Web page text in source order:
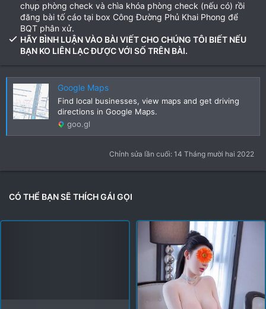
chụp phòng check và chìa khóa phòng check (nếu có) rồi
đăng bài tố cáo tại box Công Đường Phủ Khai Phong để
BQT phân xử.
HÃY BÌNH LUẬN VÀO BÀI VIẾT CHO CHÚNG TÔI BIẾT NẾU
BẠN KO LIÊN LẠC ĐƯỢC VỚI SỐ TRÊN BÀI.
Google Maps
Find local businesses, view maps and get driving
directions in Google Maps.
goo.gl
Chỉnh sửa lần cuối: 14 Tháng mười hai 2022
CÓ THỂ BẠN SẼ THÍCH GÁI GỌI